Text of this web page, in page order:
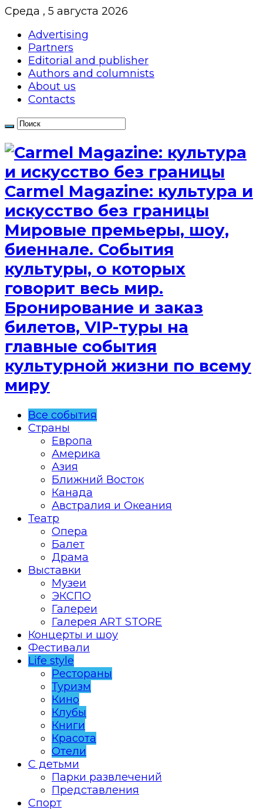
Среда , 5 августа 2026
Advertising
Partners
Editorial and publisher
Authors and columnists
About us
Contacts
Сarmel Magazine: культура и
искусство без границы
Мировые премьеры, шоу,
биеннале. События
культуры, о которых
говорит весь мир.
Бронирование и заказ
билетов, VIP-туры на
главные события
культурной жизни по всему
миру
Все события
Страны
Европа
Америка
Азия
Ближний Восток
Канада
Австралия и Океания
Театр
Опера
Балет
Драма
Выставки
Музеи
ЭКСПО
Галереи
Галерея ART STORE
Концерты и шоу
Фестивали
Life style
Рестораны
Туризм
Кино
Клубы
Книги
Красота
Отели
С детьми
Парки развлечений
Представления
Спорт